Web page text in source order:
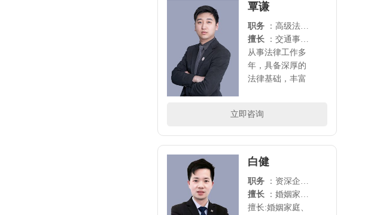
覃谦
职务 ：高级法律顾问
擅长 ：交通事故，债务纠纷，工伤赔偿，法律顾问，知识产权等领域
从事法律工作多
年，具备深厚的
法律基础，丰富
法、公司法做为
代理过多家公司
的法律事务，尤
立即咨询
白健
职务 ：资深企业法务
擅长 ：婚姻家庭、劳动人事、刑事辩护、侵权责任、企业法律顾问
擅长:婚姻家庭、